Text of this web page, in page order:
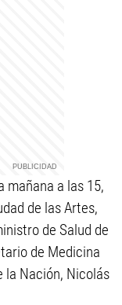
mañana a las 15,
de las Artes,
de Salud de
de Medicina
la Nación, Nicolás